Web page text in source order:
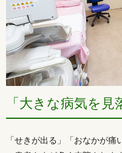
「大きな病気を
「せきが出る」「おなかが